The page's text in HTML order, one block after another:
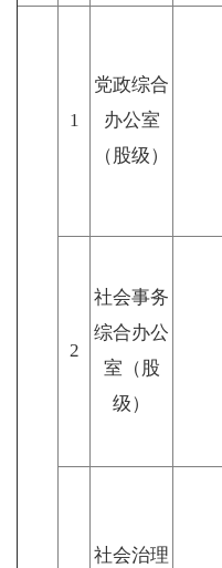
1
党政综合
办公室
（股级）
2
社会事务
综合办公
室（股
级）
社会治理